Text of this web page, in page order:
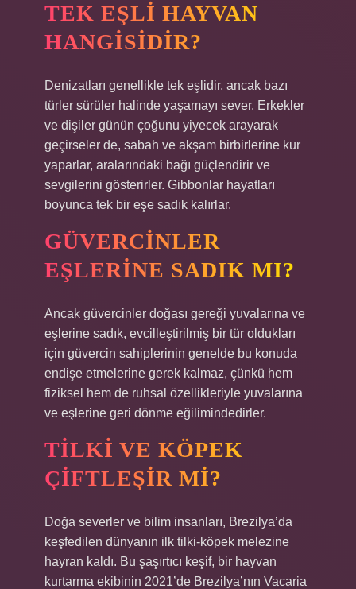
TEK EŞLI HAYVAN
HANGISIDIR?
Denizatları genellikle tek eşlidir, ancak bazı
türler sürüler halinde yaşamayı sever. Erkekler
ve dişiler günün çoğunu yiyecek arayarak
geçirseler de, sabah ve akşam birbirlerine kur
yaparlar, aralarındaki bağı güçlendirir ve
sevgilerini gösterirler. Gibbonlar hayatları
boyunca tek bir eşe sadık kalırlar.
GÜVERCINLER
EŞLERINE SADIK MI?
Ancak güvercinler doğası gereği yuvalarına ve
eşlerine sadık, evcilleştirilmiş bir tür oldukları
için güvercin sahiplerinin genelde bu konuda
endişe etmelerine gerek kalmaz, çünkü hem
fiziksel hem de ruhsal özellikleriyle yuvalarına
ve eşlerine geri dönme eğilimindedirler.
TILKI VE KÖPEK
ÇIFTLEŞIR MI?
Doğa severler ve bilim insanları, Brezilya’da
keşfedilen dünyanın ilk tilki-köpek melezine
hayran kaldı. Bu şaşırtıcı keşif, bir hayvan
kurtarma ekibinin 2021’de Brezilya’nın Vacaria